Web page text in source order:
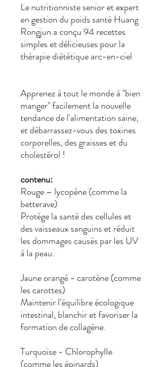
Le nutritionniste senior et expert
en gestion du poids santé Huang
Rongjun a conçu 94 recettes
simples et délicieuses pour la
thérapie diététique arc-en-ciel
Apprenez à tout le monde à "bien
manger" facilement la nouvelle
tendance de l'alimentation saine,
et débarrassez-vous des toxines
corporelles, des graisses et du
cholestérol !
contenu:
Rouge – lycopène (comme la
betterave)
Protège la santé des cellules et
des vaisseaux sanguins et réduit
les dommages causés par les UV
à la peau.
Jaune orangé - carotène (comme
les carottes)
Maintenir l'équilibre écologique
intestinal, blanchir et favoriser la
formation de collagène.
Turquoise - Chlorophylle
(comme les épinards)